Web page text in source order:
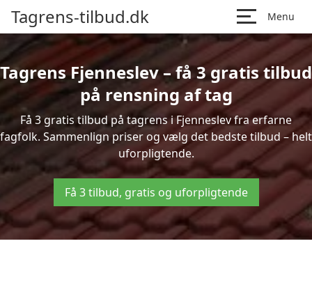
Tagrens-tilbud.dk Menu
Tagrens Fjenneslev – få 3 gratis tilbud
på rensning af tag
Få 3 gratis tilbud på tagrens i Fjenneslev fra erfarne
fagfolk. Sammenlign priser og vælg det bedste tilbud – helt
uforpligtende.
Få 3 tilbud, gratis og uforpligtende